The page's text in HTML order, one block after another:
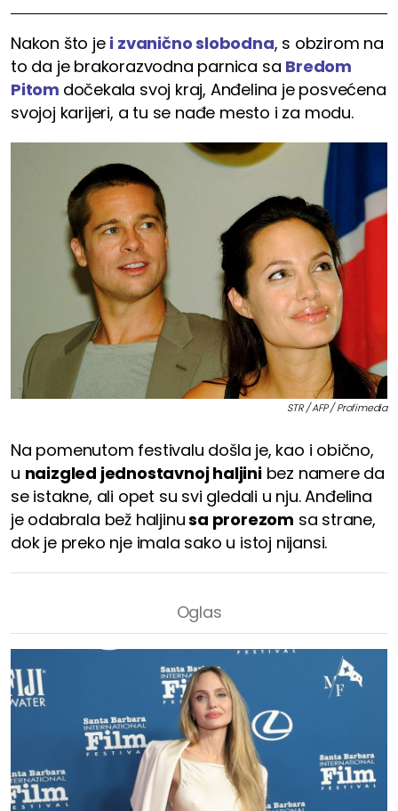
Nakon što je i zvanično slobodna, s obzirom na
to da je brakorazvodna parnica sa Bredom
Pitom dočekala svoj kraj, Anđelina je posvećena
svojoj karijeri, a tu se nađe mesto i za modu.
STR / AFP / Profimedia
Na pomenutom festivalu došla je, kao i obično,
u naizgled jednostavnoj haljinibez namere da
se istakne, ali opet su svi gledali u nju. Anđelina
je odabrala bež haljinusa prorezom sa strane,
dok je preko nje imala sako u istoj nijansi.